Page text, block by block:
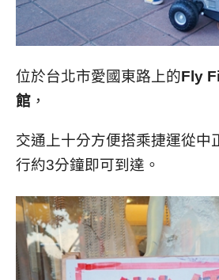
位於台北市愛國東路上的Fly
館 ，
交通上十分方便搭乘捷運從中
行約3分鐘即可到達。